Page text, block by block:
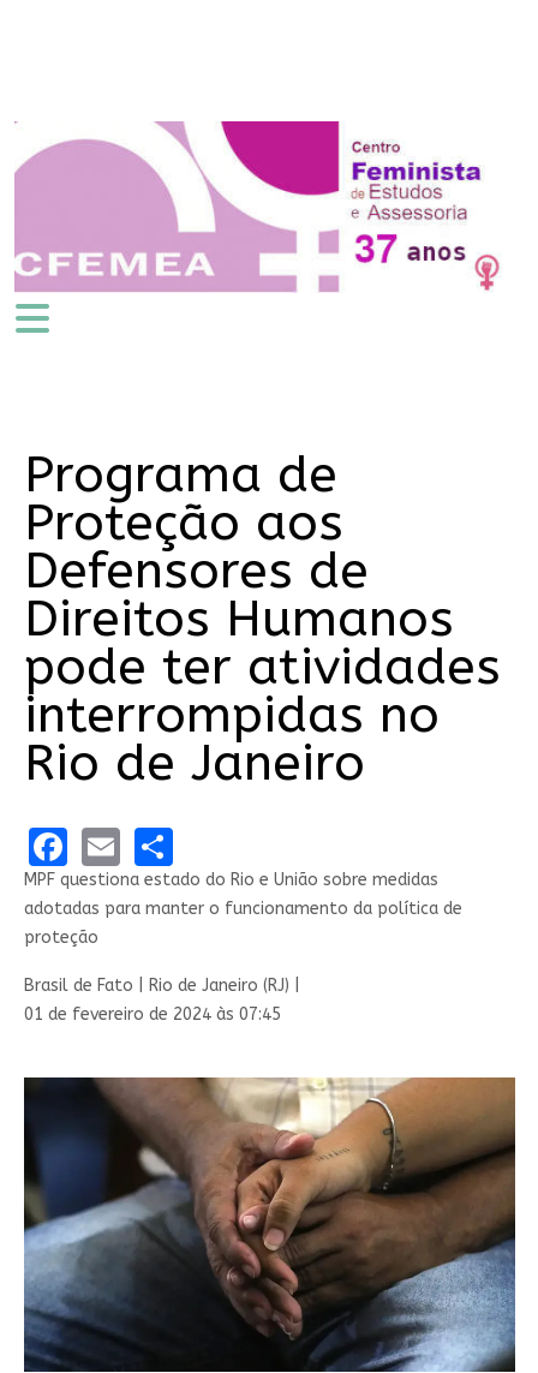
Programa de
Proteção aos
Defensores de
Direitos Humanos
pode ter atividades
interrompidas no
Rio de Janeiro
Facebook
EmailShare
MPF questiona estado do Rio e União sobre medidas
adotadas para manter o funcionamento da política de
proteção
Brasil de Fato | Rio de Janeiro (RJ) |
01 de fevereiro de 2024 às 07:45